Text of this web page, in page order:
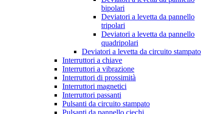
bipolari
Deviatori a levetta da pannello
tripolari
Deviatori a levetta da pannello
quadripolari
Deviatori a levetta da circuito stampato
Interruttori a chiave
Interruttori a vibrazione
Interruttori di prossimità
Interruttori magnetici
Interruttori passanti
Pulsanti da circuito stampato
Pulsanti da pannello ciechi